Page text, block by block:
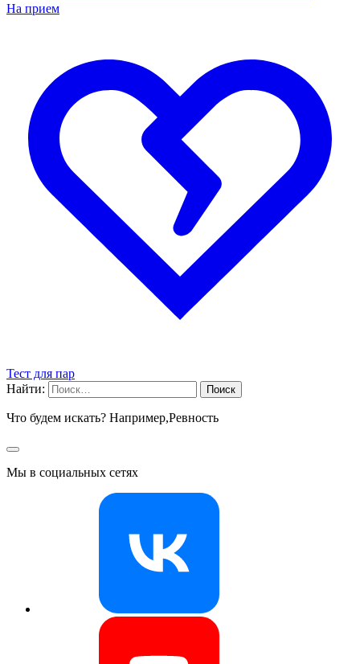
На прием
Тест для пар
Найти:
Что будем искать? Например,Ревность
Мы в социальных сетях